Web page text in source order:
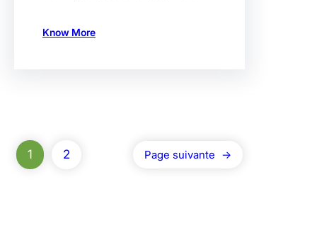
Know More
1 2 Page suivante →